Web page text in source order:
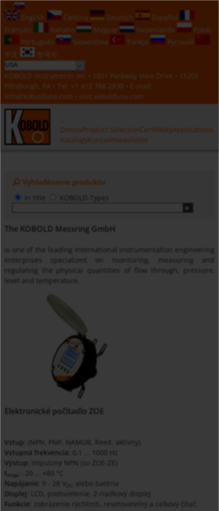
SK
English
Čeština Deutsch
Español
Français
Italiano Magyar Nederlands
Polski
Português
Slovenčina Türkçe
Русский
中文
한국의
KOBOLD Instruments Inc • 1801 Parkway View Drive • 15205
Pittsburgh, PA • Tel:
+1 412 788 2830 • E-mail:
info@koboldusa.com • visit koboldusa.com
DomovProduct Selection CertifikátyApplications
KatalogyKontaktNewsletter
Vyhľadávanie produktu
KOBOLD-Types
The KOBOLD Messring GmbH
is one of the leading international instrumentation engineering
enterprises specialized on monitoring, measuring and
regulating the physical quantities of flow through, pressure,
level and temperature.
Elektronické počítadlo ZOE
Vstup
: (NPN, PNP, NAMUR, Reed, aktívny).
Vstupná frekvencia : 0,1 ... 1000 Hz
Výstup
: impulzný NPN (so ZOE-ZE)
t
max
: -20 ... +80 °C
Napájanie : 9 - 28 V
Displej
: LCD, podsvietenie, 2-riadkový displej
Funkcie : zobrazenie rýchlosti, resetovateľný a celkový čítač,